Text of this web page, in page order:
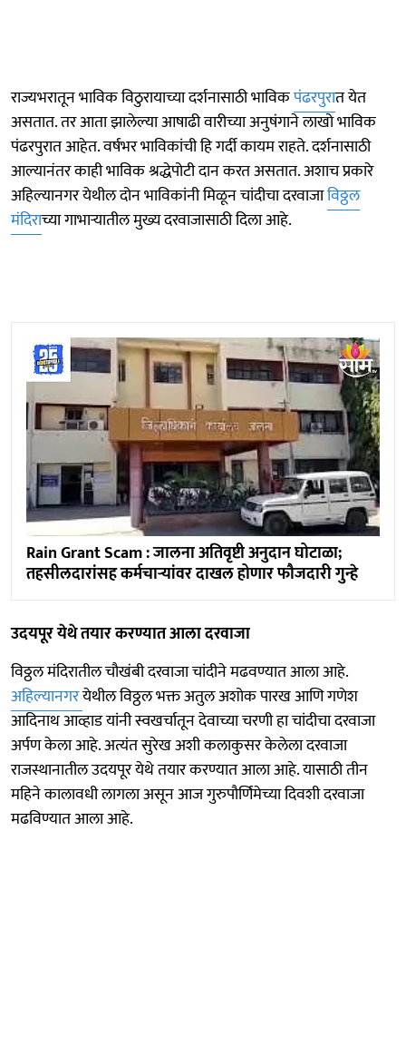
राज्यभरातून भाविक विठुरायाच्या दर्शनासाठी भाविकपंढरपुरात येत
असतात. तर आता झालेल्या आषाढी वारीच्या अनुषंगाने लाखो भाविक
पंढरपुरात आहेत. वर्षभर भाविकांची हि गर्दी कायम राहते. दर्शनासाठी
आल्यानंतर काही भाविक श्रद्धेपोटी दान करत असतात. अशाच प्रकारे
अहिल्यानगर येथील दोन भाविकांनी मिळून चांदीचा दरवाजाविठ्ठल
मंदिराच्या गाभाऱ्यातील मुख्य दरवाजासाठी दिला आहे.
Rain Grant Scam : जालना अतिवृष्टी अनुदान घोटाळा;
तहसीलदारांसह कर्मचाऱ्यांवर दाखल होणार फौजदारी गुन्हे
उदयपूर येथे तयार करण्यात आला दरवाजा
विठ्ठल मंदिरातील चौखंबी दरवाजा चांदीने मढवण्यात आला आहे.
अहिल्यानगरयेथील विठ्ठल भक्त अतुल अशोक पारख आणि गणेश
आदिनाथ आव्हाड यांनी स्वखर्चातून देवाच्या चरणी हा चांदीचा दरवाजा
अर्पण केला आहे. अत्यंत सुरेख अशी कलाकुसर केलेला दरवाजा
राजस्थानातील उदयपूर येथे तयार करण्यात आला आहे. यासाठी तीन
महिने कालावधी लागला असून आज गुरुपौर्णिमेच्या दिवशी दरवाजा
मढविण्यात आला आहे.